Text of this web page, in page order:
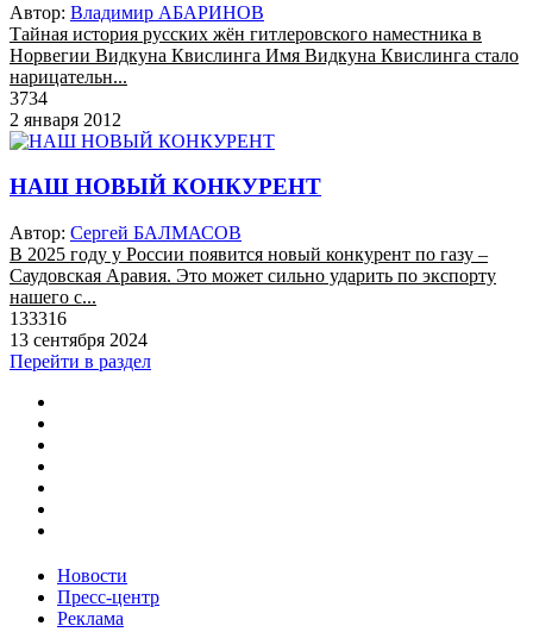
Автор: Владимир АБАРИНОВ
Тайная история русских жён гитлеровского наместника в
Норвегии Видкуна Квислинга Имя Видкуна Квислинга стало
нарицательн...
3734
2 января 2012
НАШ НОВЫЙ КОНКУРЕНТ
Автор: Сергей БАЛМАСОВ
В 2025 году у России появится новый конкурент по газу –
Саудовская Аравия. Это может сильно ударить по экспорту
нашего с...
133316
13 сентября 2024
Перейти в раздел
Новости
Пресс-центр
Реклама